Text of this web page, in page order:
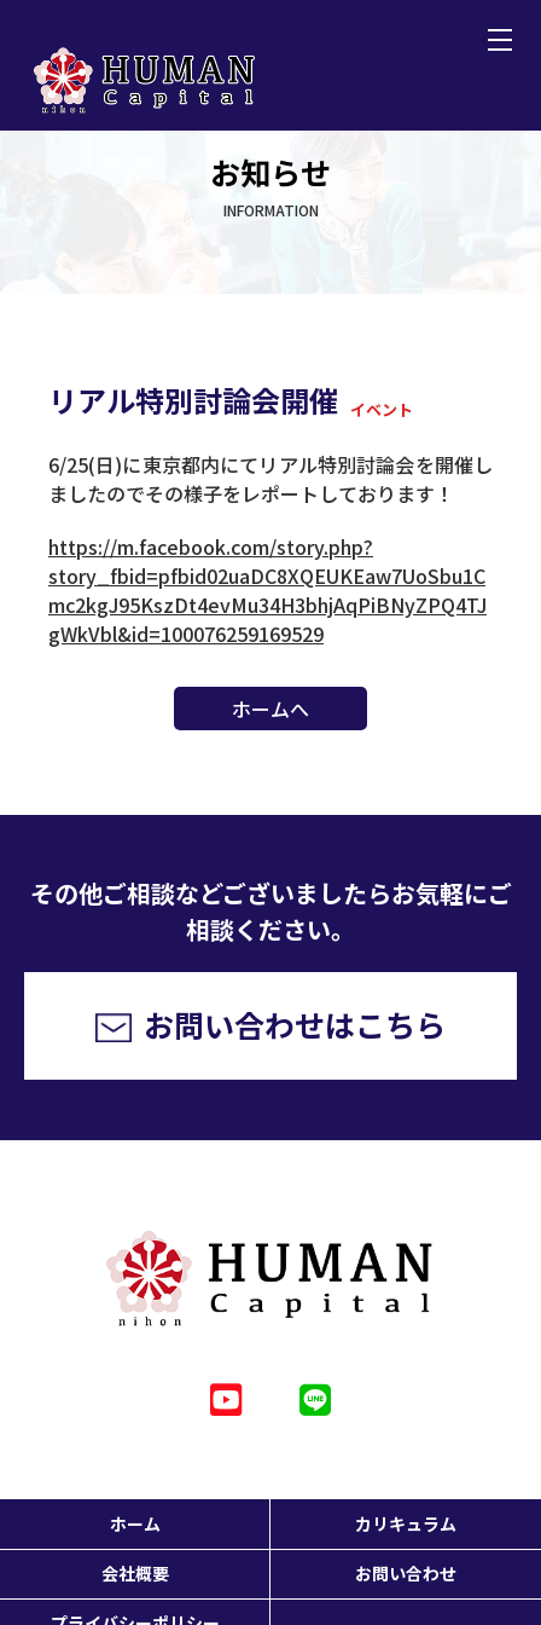
お知らせ
INFORMATION
リアル特別討論会開催 イベント
6/25(日)に東京都内にてリアル特別討論会を開催し
ましたのでその様子をレポートしております！
https://m.facebook.com/story.php?
story_fbid=pfbid02uaDC8XQEUKEaw7UoSbu1C
mc2kgJ95KszDt4evMu34H3bhjAqPiBNyZPQ4TJ
gWkVbl&id=100076259169529
ホームへ
その他ご相談などございましたらお気軽にご
相談ください。
お問い合わせはこちら
ホーム カリキュラム
会社概要 お問い合わせ